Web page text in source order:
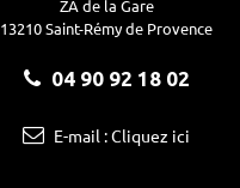
ZA de la Gare
13210 Saint-Rémy de Provence
04 90 92 18 02
E-mail : Cliquez ici